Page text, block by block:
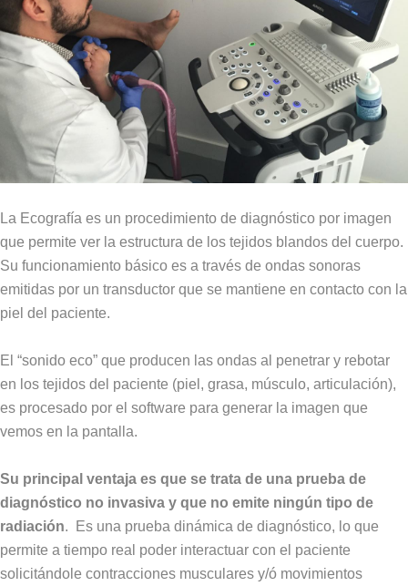
La Ecografía es un procedimiento de diagnóstico por imagen
que permite ver la estructura de los tejidos blandos del cuerpo.
Su funcionamiento básico es a través de ondas sonoras
emitidas por un transductor que se mantiene en contacto con la
piel del paciente.
El “sonido eco” que producen las ondas al penetrar y rebotar
en los tejidos del paciente (piel, grasa, músculo, articulación),
es procesado por el software para generar la imagen que
vemos en la pantalla.
Su principal ventaja es que se trata de una prueba de
diagnóstico no invasiva y que no emite ningún tipo de
radiación. Es una prueba dinámica de diagnóstico, lo que
permite a tiempo real poder interactuar con el paciente
solicitándole contracciones musculares y/ó movimientos